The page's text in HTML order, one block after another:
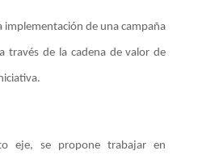
implementación de una campaña
través de la cadena de valor de
eje, se propone trabajar en